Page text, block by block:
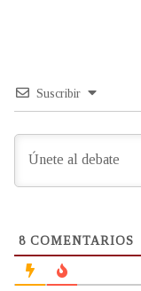
Suscribir
8 COMENTARIOS